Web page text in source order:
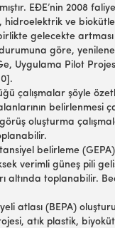
EĐE’nin 2008
hidroelektrik ve
gelecekte
göre,
Uygulama Pilot
çalışmalar şöyle
belirlenmesi
oluşturma
belirleme
verimli güneş pili
toplanabilir.
atlası (BEPA)
atık plastik,